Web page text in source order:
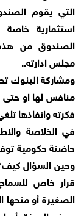
التي يقوم
استثمارية
الصندوق من
مجلس ادارته..
ومشاركة البنوك
منافس لها او
فكرته وانفاذها
في الخلاصة
حاضنة حكومية
وحين السؤال
قرار خاص
الصغيرة أو